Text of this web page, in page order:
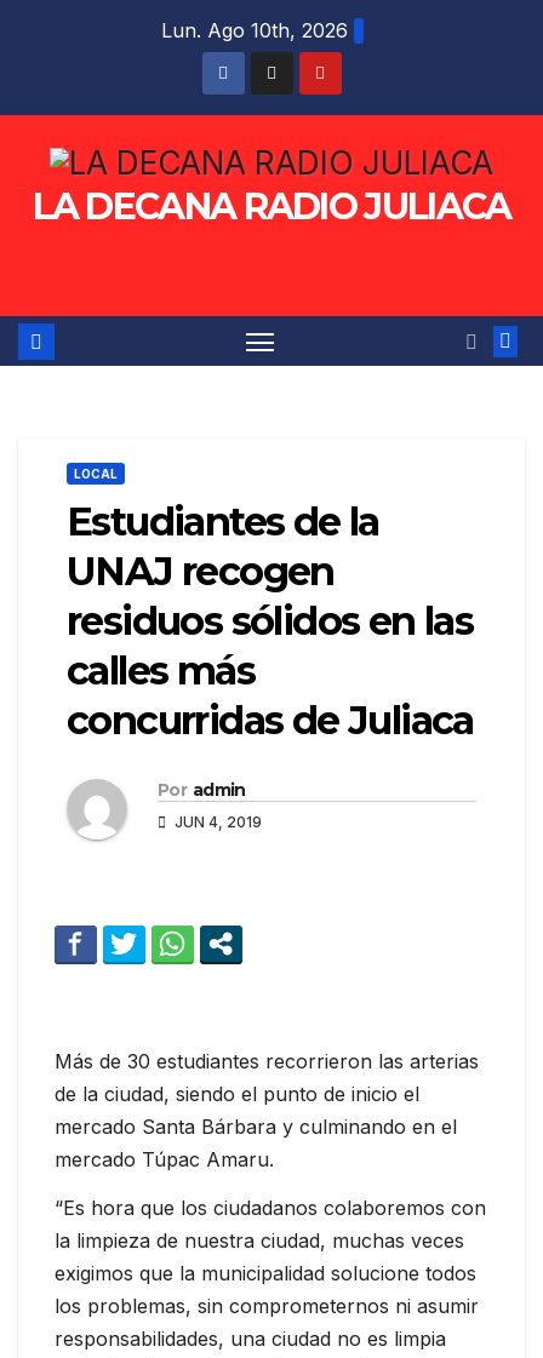
Lun. Ago 10th, 2026
LA DECANA RADIO JULIACA
LOCAL
Estudiantes de la
UNAJ recogen
residuos sólidos en las
calles más
concurridas de Juliaca
Por admin
JUN 4, 2019
Más de 30 estudiantes recorrieron las arterias
de la ciudad, siendo el punto de inicio el
mercado Santa Bárbara y culminando en el
mercado Túpac Amaru.
“Es hora que los ciudadanos colaboremos con
la limpieza de nuestra ciudad, muchas veces
exigimos que la municipalidad solucione todos
los problemas, sin comprometernos ni asumir
responsabilidades, una ciudad no es limpia